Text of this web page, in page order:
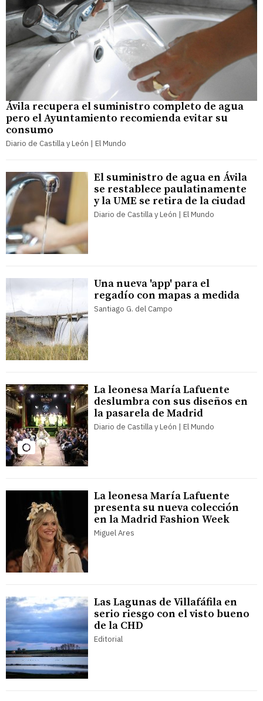
Ávila recupera el suministro completo de agua
pero el Ayuntamiento recomienda evitar su
consumo
Diario de Castilla y León | El Mundo
El suministro de agua en Ávila
se restablece paulatinamente
y la UME se retira de la ciudad
Diario de Castilla y León | El Mundo
Una nueva 'app' para el
regadío con mapas a medida
Santiago G. del Campo
La leonesa María Lafuente
deslumbra con sus diseños en
la pasarela de Madrid
Diario de Castilla y León | El Mundo
La leonesa María Lafuente
presenta su nueva colección
en la Madrid Fashion Week
Miguel Ares
Las Lagunas de Villafáfila en
serio riesgo con el visto bueno
de la CHD
Editorial